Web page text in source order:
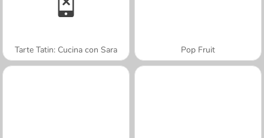
Tarte Tatin: Cucina con Sara Pop Fruit